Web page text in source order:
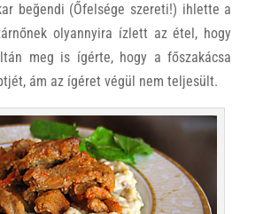
beğendi (Őfelsége szereti!) ihlette a
olyannyira ízlett az étel, hogy
meg is ígérte, hogy a főszakácsa
ám az ígéret végül nem teljesült.